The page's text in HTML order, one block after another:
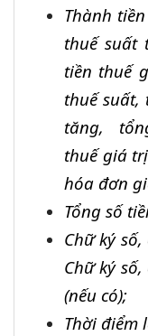
Thành
thuế suất
tiền thuế
thuế
tăng,
thuếgiá
hóa đơn
Tổng số
Chữ ký
Chữ ký
(nếu có);
Thời điểm